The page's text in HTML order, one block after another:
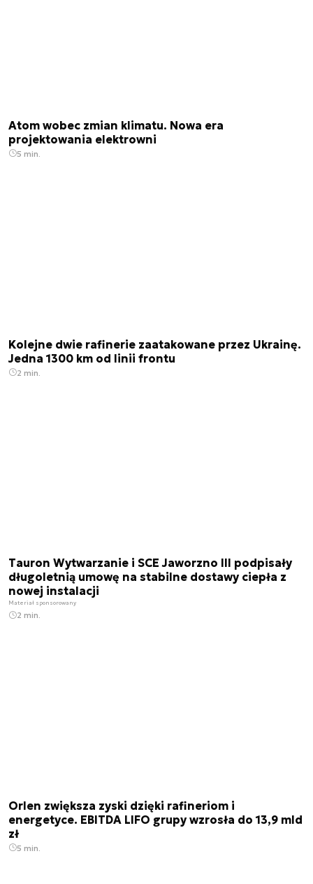
Atom wobec zmian klimatu. Nowa era
projektowania elektrowni
5 min.
Kolejne dwie rafinerie zaatakowane przez Ukrainę.
Jedna 1300 km od linii frontu
2 min.
Tauron Wytwarzanie i SCE Jaworzno III podpisały
długoletnią umowę na stabilne dostawy ciepła z
nowej instalacji
Materiał sponsorowany
2 min.
Orlen zwiększa zyski dzięki rafineriom i
energetyce. EBITDA LIFO grupy wzrosła do 13,9 mld
zł
5 min.